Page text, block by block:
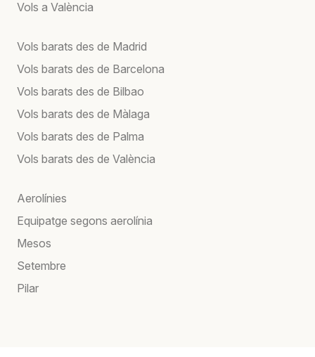
Vols a València
Vols barats des de Madrid
Vols barats des de Barcelona
Vols barats des de Bilbao
Vols barats des de Màlaga
Vols barats des de Palma
Vols barats des de València
Aerolínies
Equipatge segons aerolínia
Mesos
Setembre
Pilar